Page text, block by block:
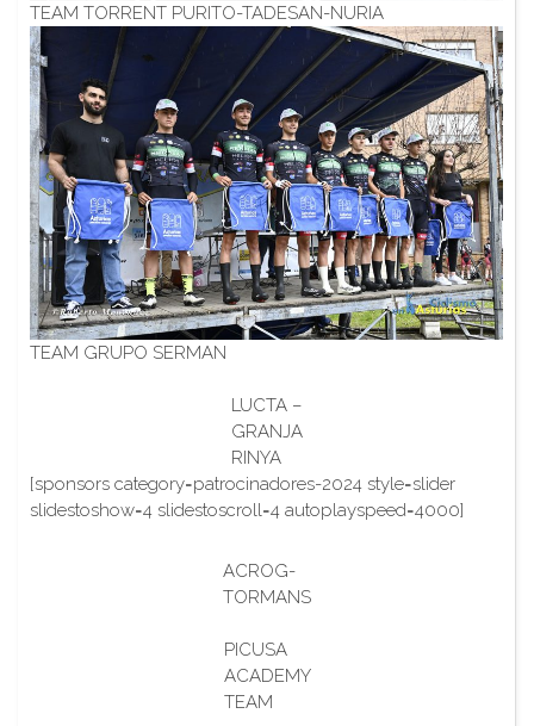
TEAM TORRENT PURITO-TADESAN-NURIA
TEAM GRUPO SERMAN
LUCTA –
GRANJA
RINYA
[sponsors category=patrocinadores-2024 style=slider
slidestoshow=4 slidestoscroll=4 autoplayspeed=4000]
ACROG-
TORMANS
PICUSA
ACADEMY
TEAM